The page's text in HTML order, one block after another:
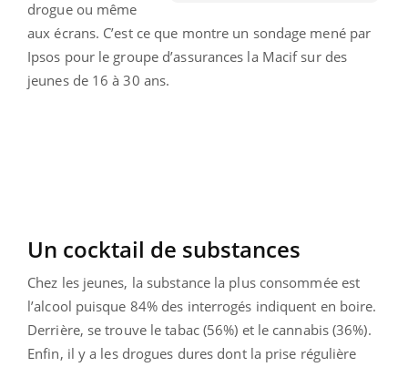
drogue ou même
aux écrans. C’est ce que montre un sondage mené par
Ipsos pour le groupe d’assurances la Macif sur des
jeunes de 16 à 30 ans.
Un cocktail de substances
Chez les jeunes, la substance la plus consommée est
l’alcool puisque 84% des interrogés indiquent en boire.
Derrière, se trouve le tabac (56%) et le cannabis (36%).
Enfin, il y a les drogues dures dont la prise régulière